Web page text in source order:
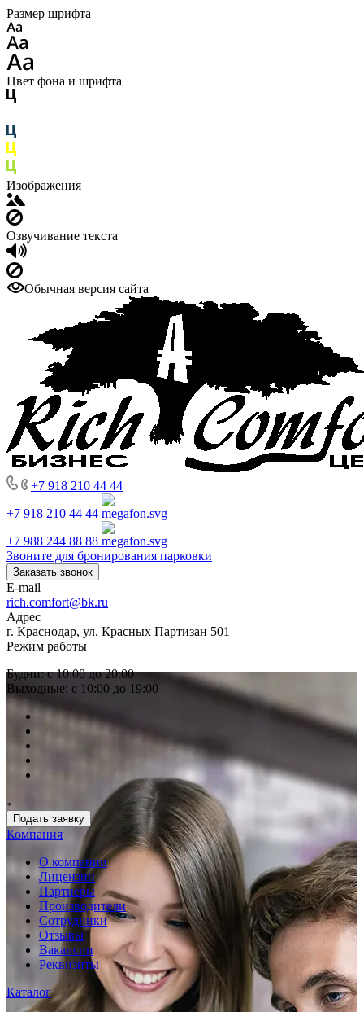
Размер шрифта
Цвет фона и шрифта
Изображения
Озвучивание текста
Обычная версия сайта
+7 918 210 44 44
+7 918 210 44 44
+7 988 244 88 88
Звоните для бронирования парковки
Заказать звонок
E-mail
rich.comfort@bk.ru
Адрес
г. Краснодар, ул. Красных Партизан 501
Режим работы
Будни: с 10:00 до 20:00
Выходные: с 10:00 до 19:00
Подать заявку
Компания
О компании
Лицензии
Партнеры
Производители
Сотрудники
Отзывы
Вакансии
Реквизиты
Каталог